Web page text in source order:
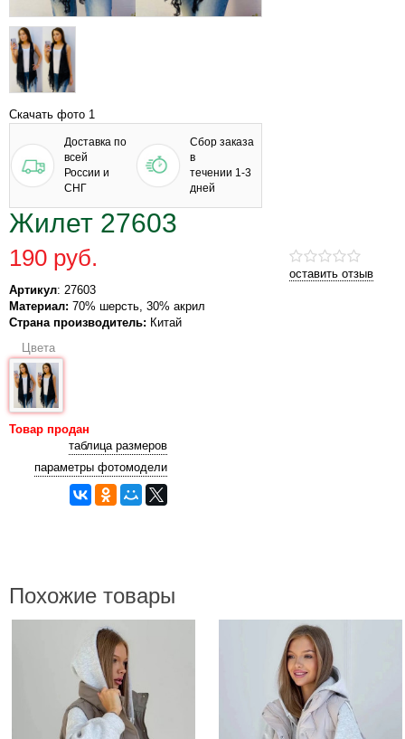
Скачать фото 1
Доставка по
всей
России и
СНГ
Сбор заказа
в
течении 1-3
дней
Жилет 27603
оставить отзыв
190 руб.
Артикул: 27603
Материал: 70% шерсть, 30% акрил
Страна производитель: Китай
Цвета
Товар продан
таблица размеров
параметры фотомодели
Похожие товары